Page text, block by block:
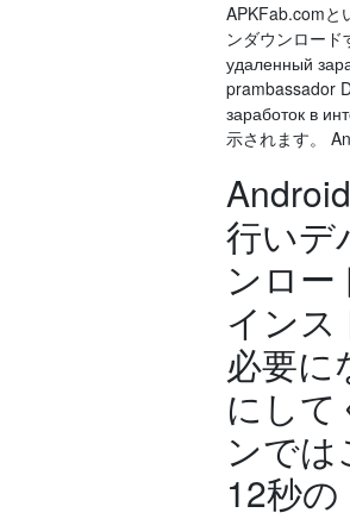
APKFab.comと
ンダウンロー
удаленный
prambassador
заработок в
示されます。
行いデ
ンロー
インス
必要に
にして
ンで
12秒の